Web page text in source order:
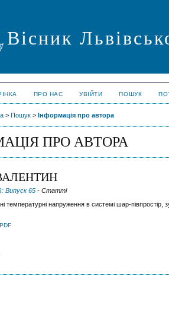
Вісник
ПРО НАС УВІЙТИ ПОШУК
>Пошук >Інформація про автора
ПРО АВТОРА
Випуск 65 - Статті
температурні напруження в системі шар-півпростір,
PDF